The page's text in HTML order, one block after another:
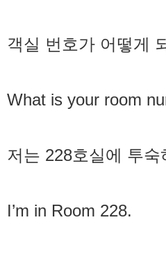
객실 번호가 어떻게
What is your room
저는 228호실에 투
I’m in Room 228.